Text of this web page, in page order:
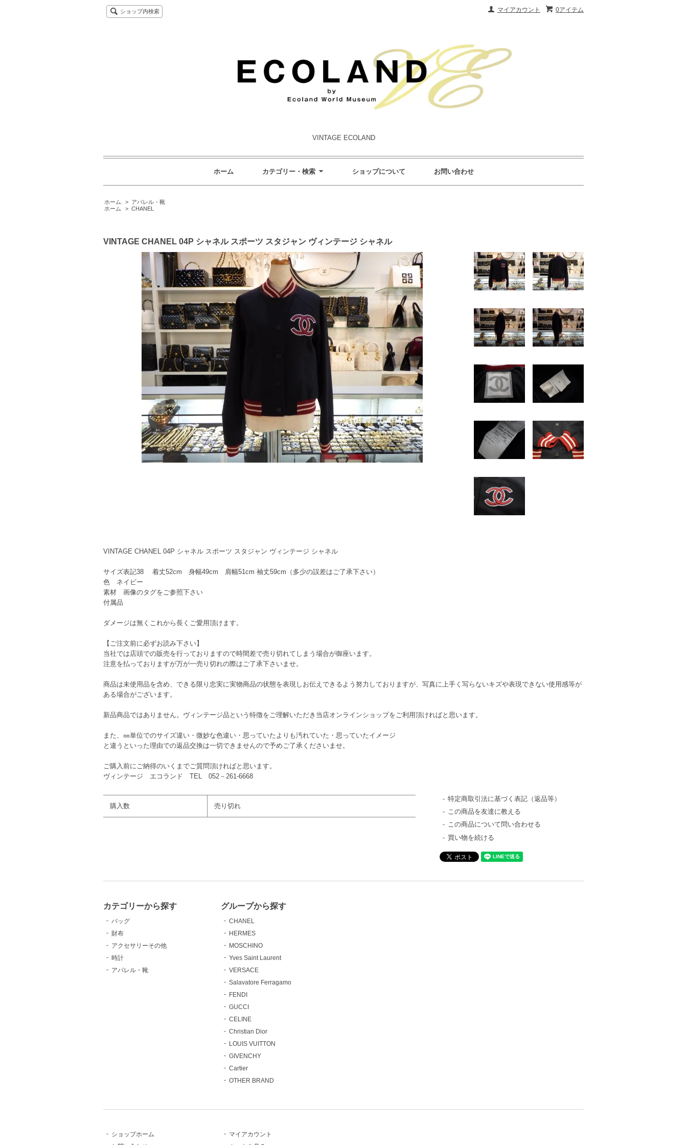
0アイテム
マイアカウント
ショップ内検索
VINTAGE ECOLAND
ホーム カテゴリー・検索 ショップについて お問い合わせ
ホーム > アパレル・靴
ホーム
> CHANEL
VINTAGE CHANEL 04P シャネル スポーツ スタジャン ヴィンテージ シャネル
VINTAGE CHANEL 04P シャネル スポーツ スタジャン ヴィンテージ シャネル
サイズ表記38 着丈52cm 身幅49cm 肩幅51cm 袖丈59cm（多少の誤差はご了承下さい）
色 ネイビー
素材 画像のタグをご参照下さい
付属品
ダメージは無くこれから長くご愛用頂けます。
【ご注文前に必ずお読み下さい】
当社では店頭での販売を行っておりますので時間差で売り切れてしまう場合が御座います。
注意を払っておりますが万が一売り切れの際はご了承下さいませ。
商品は未使用品を含め、できる限り忠実に実物商品の状態を表現しお伝えできるよう努力しておりますが、写真に上手く写らないキズや表現できない使用感等が
ある場合がございます。
新品商品ではありません。ヴィンテージ品という特徴をご理解いただき当店オンラインショップをご利用頂ければと思います。
また、㎜単位でのサイズ違い・微妙な色違い・思っていたよりも汚れていた・思っていたイメージ
と違うといった理由での返品交換は一切できませんので予めご了承くださいませ。
ご購入前にご納得のいくまでご質問頂ければと思います。
ヴィンテージ エコランド TEL 052－261-6668
購入数 売り切れ
特定商取引法に基づく表記（返品等）
この商品を友達に教える
この商品について問い合わせる
買い物を続ける
カテゴリーから探す
バッグ
財布
アクセサリーその他
時計
アパレル・靴
グループから探す
CHANEL
HERMES
MOSCHINO
Yves Saint Laurent
VERSACE
Salavatore Ferragamo
FENDI
GUCCI
CELINE
Christian Dior
LOUIS VUITTON
GIVENCHY
Cartier
OTHER BRAND
ショップホーム
マイアカウント